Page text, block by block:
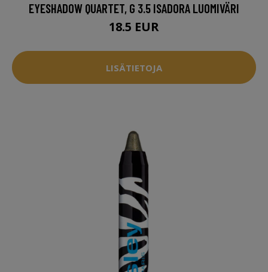
EYESHADOW QUARTET, G 3.5 ISADORA LUOMIVÄRI
18.5 EUR
LISÄTIETOJA